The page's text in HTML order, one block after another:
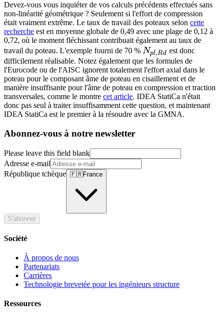
Devez-vous vous inquiéter de vos calculs précédents effectués sans
non-linéarité géométrique ? Seulement si l'effort de compression
était vraiment extrême. Le taux de travail des poteaux selon cette
recherche est en moyenne globale de 0,49 avec une plage de 0,12 à
0,72, où le moment fléchissant contribuait également au taux de
travail du poteau. L'exemple fourni de 70 % N_{pl,Rd}
Npl,Rd est donc
difficilement réalisable. Notez également que les formules de
l'Eurocode ou de l'AISC ignorent totalement l'effort axial dans le
poteau pour le composant âme de poteau en cisaillement et de
manière insuffisante pour l'âme de poteau en compression et traction
transversales, comme le montre cet article. IDEA StatiCa n'était
donc pas seul à traiter insuffisamment cette question, et maintenant
IDEA StatiCa est le premier à la résoudre avec la GMNA.
Abonnez-vous à notre newsletter
Please leave this field blank
Adresse e-mail
République tchèque 🇫🇷France
S'abonner
Société
À propos de nous
Partenariats
Carrières
Technologie brevetée pour les ingénieurs structure
Ressources